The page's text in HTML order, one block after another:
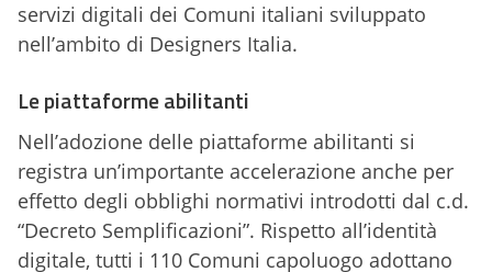
servizi digitali dei Comuni italiani sviluppato
nell’ambito di Designers Italia.
Le piattaforme abilitanti
Nell’adozione delle piattaforme abilitanti si
registra un’importante accelerazione anche per
effetto degli obblighi normativi introdotti dal c.d.
“Decreto Semplificazioni”. Rispetto all’identità
digitale, tutti i 110 Comuni capoluogo adottano